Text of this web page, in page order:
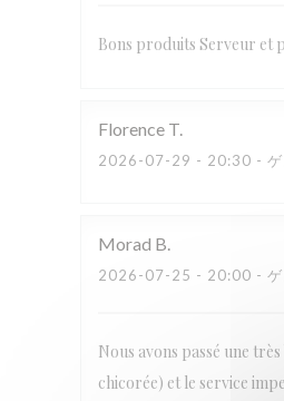
Bons produits Serveur et
Florence T
2026-07-29 - 20:30 - ゲ
Morad B
2026-07-25 - 20:00 - ゲ
Nous avons passé une
chicorée) et le service